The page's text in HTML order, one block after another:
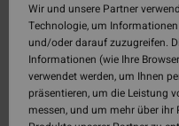
Wir und unsere Partner
Technologie, um
und/oder darauf zuzugreifen.
Informationen (wie Ihre
verwendet werden, um Ihnen
präsentieren, um die Leistung
messen, und um mehr über